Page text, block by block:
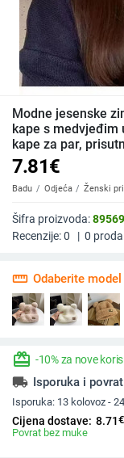
Modne jesenske
kape s medvjeđim
kape za par,
7.81€
Badu Odjeća Ženski
Šifra proizvoda:
Recenzije:0 | 0
straighten Odaberite
redeem -10% za nove
local_shipping Isporuka i povrat
Isporuka: 13 kolovoz -
Cijena dostave: 8.71€
Povrat bez muke